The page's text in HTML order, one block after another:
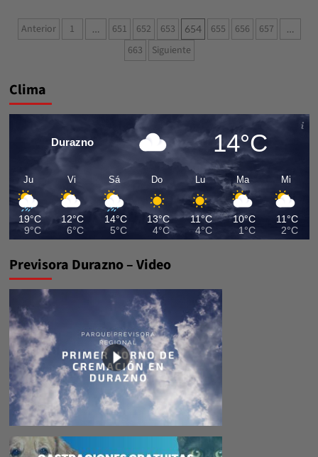
especial
de
Paginación
entradas
Anterior 1 … 651 652 653 654 655 656 657 …
663 Siguiente
Clima
Durazno 14°C
Ju
19°C
9°C
Vi
12°C
6°C
Sá
14°C
5°C
Do
13°C
4°C
Lu
11°C
4°C
Ma
10°C
1°C
Mi
11°C
2°C
Previsora Durazno – Video